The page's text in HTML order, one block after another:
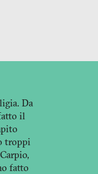
Da
il
troppi
fatto